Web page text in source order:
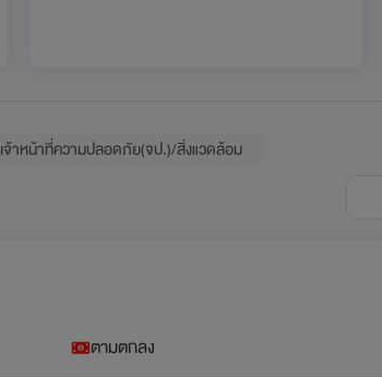
เจ้าหน้าที่ความปลอดภัย(จป.)/สิ่งแวดล้อม
ตามตกลง